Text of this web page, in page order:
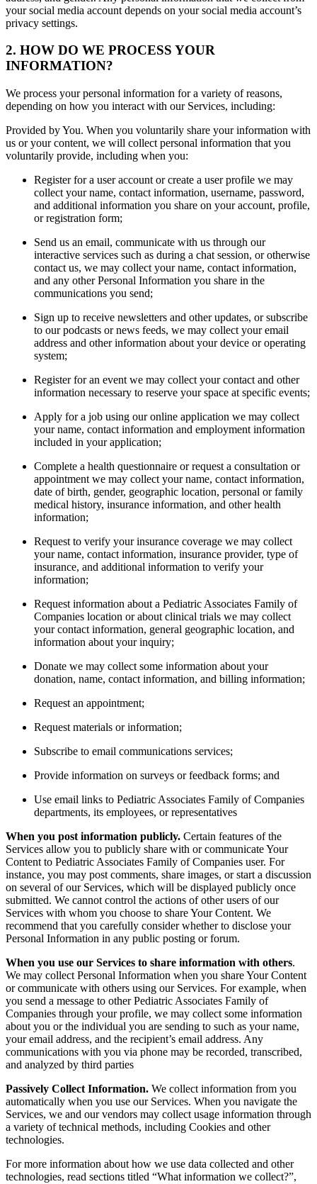
your social media account depends on your social media account’s
privacy settings.
2. HOW DO WE PROCESS YOUR
INFORMATION?
We process your personal information for a variety of reasons,
depending on how you interact with our Services, including:
Provided by You. When you voluntarily share your information with
us or your content, we will collect personal information that you
voluntarily provide, including when you:
Register for a user account or create a user profile we may
collect your name, contact information, username, password,
and additional information you share on your account, profile,
or registration form;
Send us an email, communicate with us through our
interactive services such as during a chat session, or otherwise
contact us, we may collect your name, contact information,
and any other Personal Information you share in the
communications you send;
Sign up to receive newsletters and other updates, or subscribe
to our podcasts or news feeds, we may collect your email
address and other information about your device or operating
system;
Register for an event we may collect your contact and other
information necessary to reserve your space at specific events;
Apply for a job using our online application we may collect
your name, contact information and employment information
included in your application;
Complete a health questionnaire or request a consultation or
appointment we may collect your name, contact information,
date of birth, gender, geographic location, personal or family
medical history, insurance information, and other health
information;
Request to verify your insurance coverage we may collect
your name, contact information, insurance provider, type of
insurance, and additional information to verify your
information;
Request information about a Pediatric Associates Family of
Companies location or about clinical trials we may collect
your contact information, general geographic location, and
information about your inquiry;
Donate we may collect some information about your
donation, name, contact information, and billing information;
Request an appointment;
Request materials or information;
Subscribe to email communications services;
Provide information on surveys or feedback forms; and
Use email links to Pediatric Associates Family of Companies
departments, its employees, or representatives
When you post information publicly. Certain features of the
Services allow you to publicly share with or communicate Your
Content to Pediatric Associates Family of Companies user. For
instance, you may post comments, share images, or start a discussion
on several of our Services, which will be displayed publicly once
submitted. We cannot control the actions of other users of our
Services with whom you choose to share Your Content. We
recommend that you carefully consider whether to disclose your
Personal Information in any public posting or forum.
When you use our Services to share information with others.
We may collect Personal Information when you share Your Content
or communicate with others using our Services. For example, when
you send a message to other Pediatric Associates Family of
Companies through your profile, we may collect some information
about you or the individual you are sending to such as your name,
your email address, and the recipient’s email address. Any
communications with you via phone may be recorded, transcribed,
and analyzed by third parties
Passively Collect Information. We collect information from you
automatically when you use our Services. When you navigate the
Services, we and our vendors may collect usage information through
a variety of technical methods, including Cookies and other
technologies.
For more information about how we use data collected and other
technologies, read sections titled “What information we collect?”,